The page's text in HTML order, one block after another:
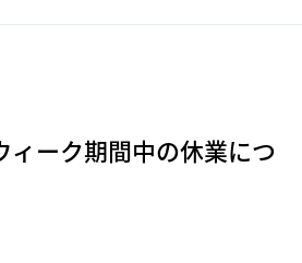
ィーク期間中の休業につ